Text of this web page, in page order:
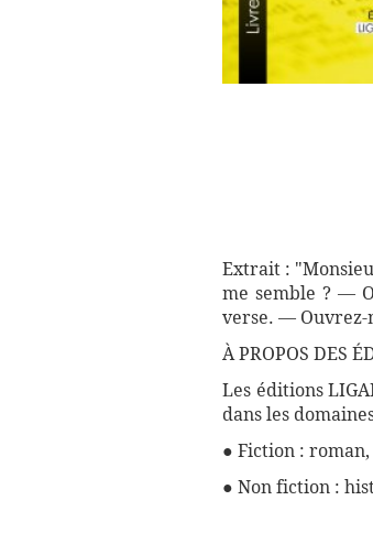
Extrait :
me semble ? —
verse. — Ouvrez-
À PROPOS DES
Les éditions
dans les
● Fiction :
● Non fiction :